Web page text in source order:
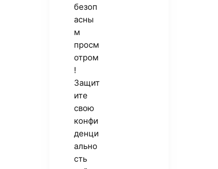
безоп
асны
м
просм
отром
!
Защит
ите
свою
конфи
денци
ально
сть